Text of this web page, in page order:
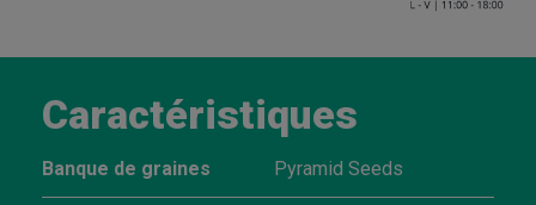
Caractéristiques
Banque de graines Pyramid Seeds